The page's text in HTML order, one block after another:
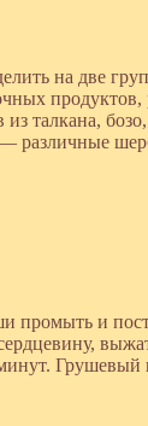
на две
продуктов,
талкана,
различные
промыть и
Грушевый